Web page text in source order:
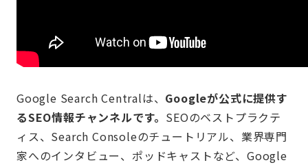
Google Search Centralは、 Googleが公式に提供す
るSEO情報チャンネルです。 SEOのベストプラクテ
ィス、Search Consoleのチュートリアル、業界専門
家へのインタビュー、ポッドキャストなど、Google